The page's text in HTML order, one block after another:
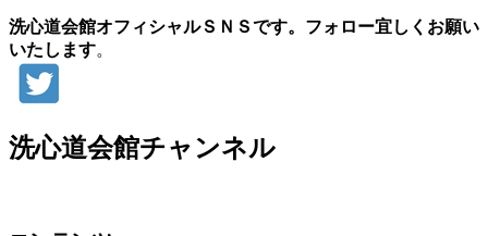
洗心道会館オフィシャルＳＮＳです。フォロー宜しくお願い
いたします。
洗心道会館チャンネル